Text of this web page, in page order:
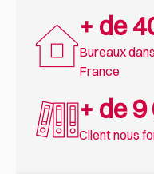
+ de
Bureaux
France
+ de
Client nous